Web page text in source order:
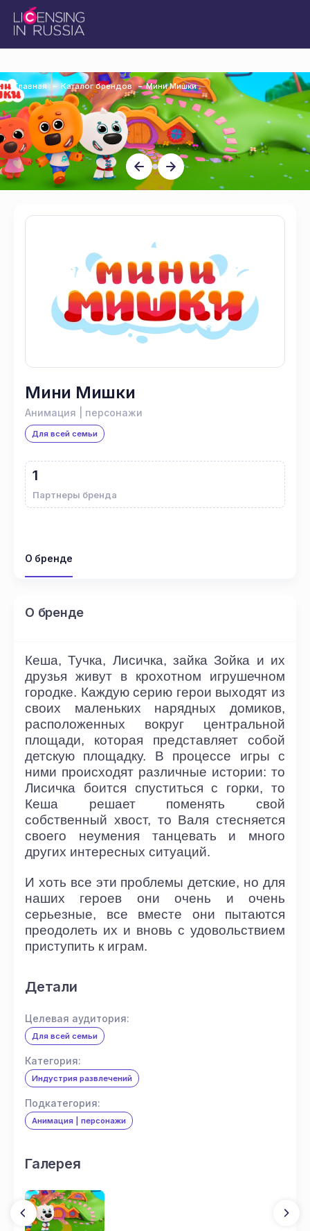
Главная Каталог брендов Мини Мишки
Мини Мишки
Анимация | персонажи
Для всей семьи
1
Партнеры бренда
О бренде
О бренде
Кеша, Тучка, Лисичка, зайка Зойка и их
друзья живут в крохотном игрушечном
городке. Каждую серию герои выходят из
своих маленьких нарядных домиков,
расположенных вокруг центральной
площади, которая представляет собой
детскую площадку. В процессе игры с
ними происходят различные истории: то
Лисичка боится спуститься с горки, то
Кеша решает поменять свой
собственный хвост, то Валя стесняется
своего неумения танцевать и много
других интересных ситуаций.
И хоть все эти проблемы детские, но для
наших героев они очень и очень
серьезные, все вместе они пытаются
преодолеть их и вновь с удовольствием
приступить к играм.
Детали
Целевая аудитория:
Для всей семьи
Категория:
Индустрия развлечений
Подкатегория:
Анимация | персонажи
Галерея